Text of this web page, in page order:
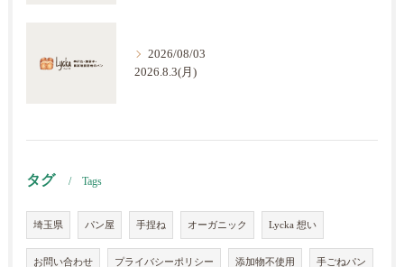
2026/08/03
2026.8.3(月)
タグ Tags
埼玉県 パン屋 手捏ね オーガニック Lycka 想い
お問い合わせ プライバシーポリシー 添加物不使用 手ごねパン